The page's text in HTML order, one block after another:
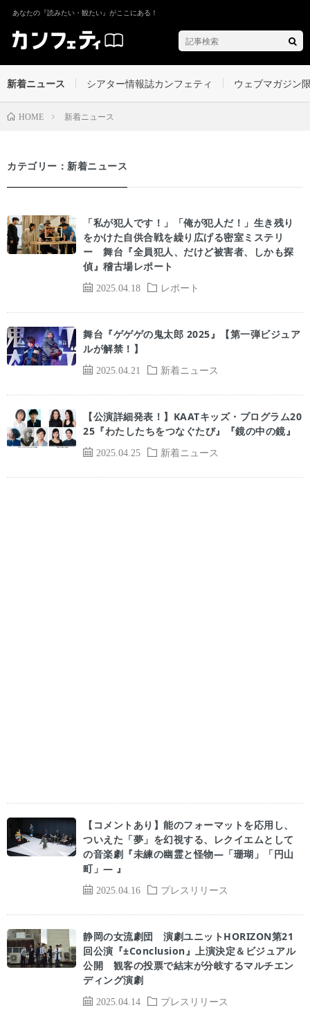
あなたの『読みたい・観たい』がここにある！
新着ニュース シアター情報誌カンフェティ ウェブマガジン
HOME 新着ニュース
カテゴリー：新着ニュース
2025.04.18 レポート
「私が犯人です！」「俺が犯人だ！」生き残り
をかけた自供合戦を繰り広げる密室ミステリ
ー 舞台『全員犯人、だけど被害者、しかも探
偵』稽古場レポート
2025.04.21 新着ニュース
舞台『ゲゲゲの鬼太郎 2025』【第一弾ビジュア
ルが解禁！】
2025.04.25 新着ニュース
【公演詳細発表！】KAATキッズ・プログラム20
25『わたしたちをつなぐたび』『鏡の中の鏡』
2025.04.16 プレスリリース
【コメントあり】能のフォーマットを応用し、
ついえた「夢」を幻視する、レクイエムとして
の音楽劇『未練の幽霊と怪物―「珊瑚」「円山
町」― 』
2025.04.14 プレスリリース
静岡の女流劇団 演劇ユニットHORIZON第21
回公演『±Conclusion』上演決定＆ビジュアル
公開 観客の投票で結末が分岐するマルチエン
ディング演劇